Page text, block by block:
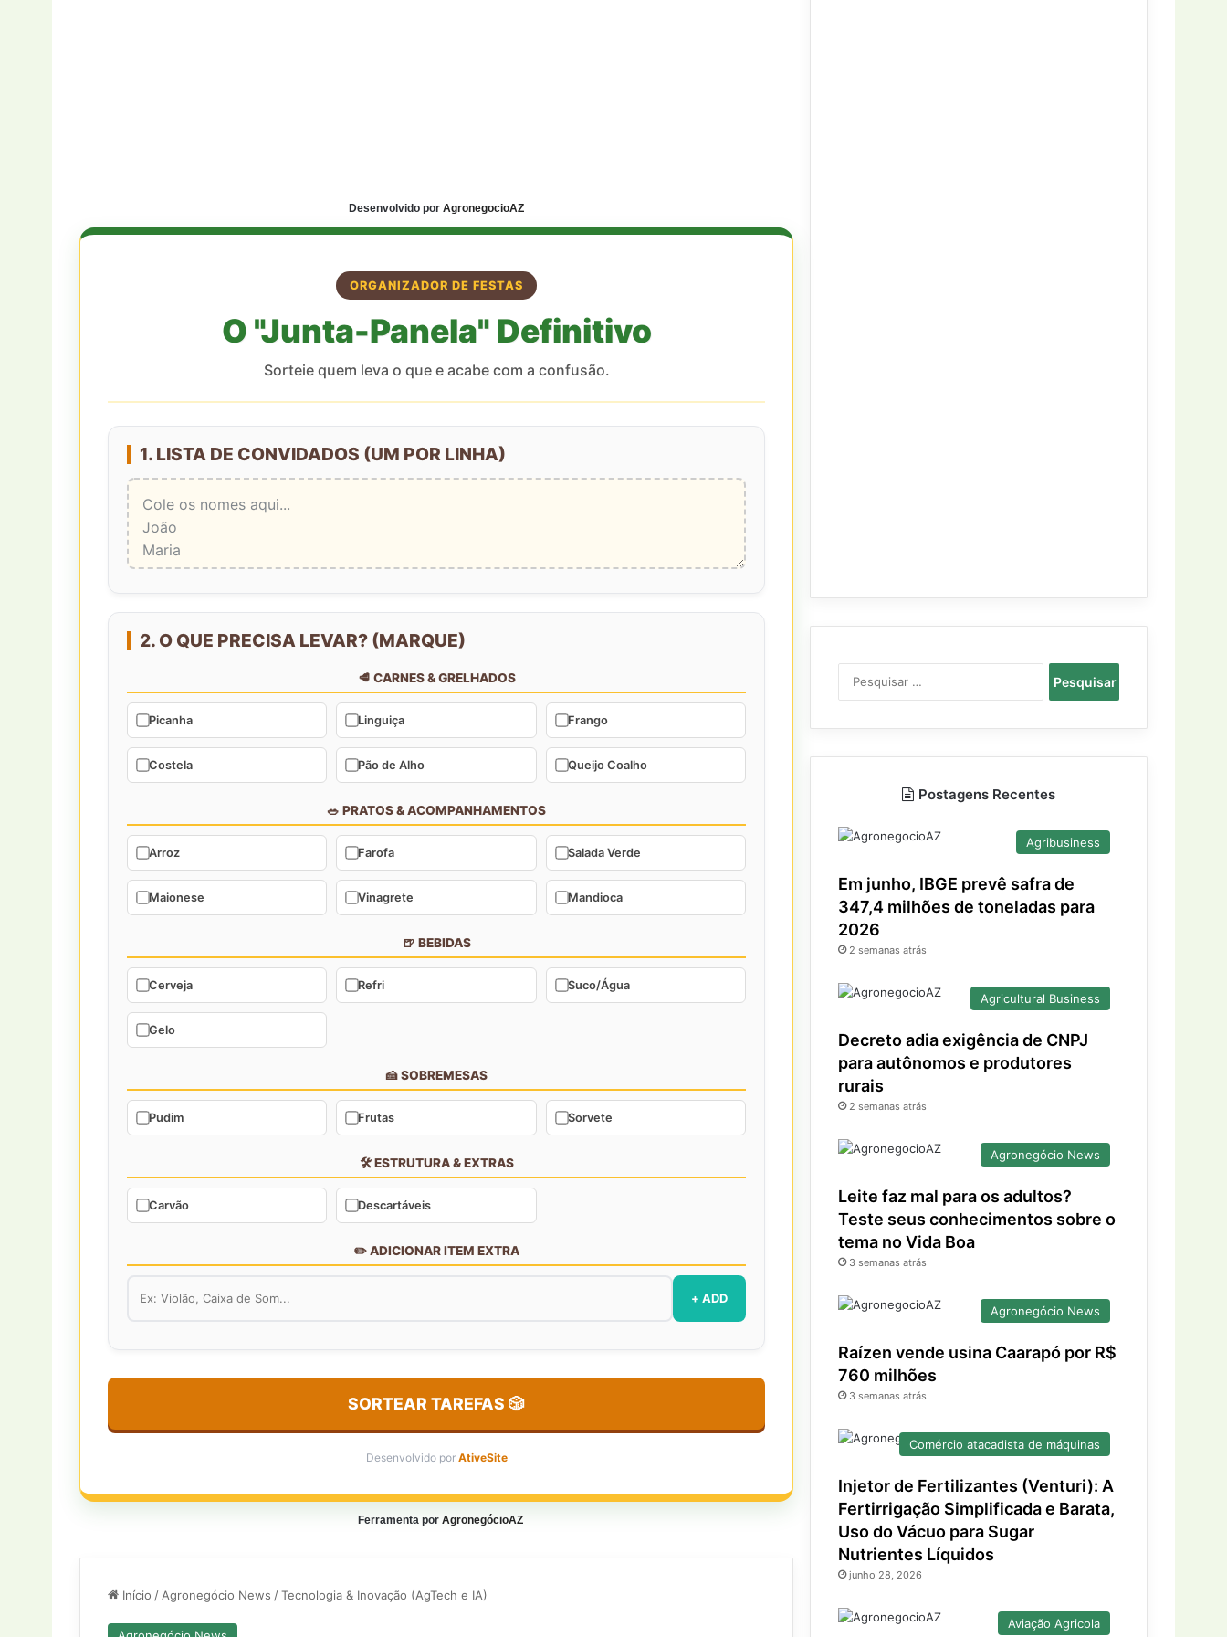
Desenvolvido por AgronegocioAZ
ORGANIZADOR DE FESTAS
O "Junta-Panela" Definitivo
Sorteie quem leva o que e acabe com a confusão.
1. LISTA DE CONVIDADOS (UM POR LINHA)
2. O QUE PRECISA LEVAR? (MARQUE)
🥩 CARNES & GRELHADOS
Picanha Linguiça Frango
Costela Pão de Alho Queijo Coalho
🥗 PRATOS & ACOMPANHAMENTOS
Arroz Farofa Salada Verde
Maionese Vinagrete Mandioca
🍺 BEBIDAS
Cerveja Refri Suco/Água
Gelo
🍰 SOBREMESAS
Pudim Frutas Sorvete
🛠️ ESTRUTURA & EXTRAS
Carvão Descartáveis
✏️ ADICIONAR ITEM EXTRA
+ ADD
SORTEAR TAREFAS 🎲
Desenvolvido por AtiveSite
Ferramenta por AgronegócioAZ
Início / Agronegócio News /Tecnologia & Inovação (AgTech e IA)
por:
Postagens Recentes
Agribusiness
Em junho, IBGE prevê safra de
347,4 milhões de toneladas para
2026
2 semanas atrás
Agricultural Business
Decreto adia exigência de CNPJ
para autônomos e produtores
rurais
2 semanas atrás
Agronegócio News
Leite faz mal para os adultos?
Teste seus conhecimentos sobre o
tema no Vida Boa
3 semanas atrás
Agronegócio News
Raízen vende usina Caarapó por R$
760 milhões
3 semanas atrás
Comércio atacadista de máquinas
Injetor de Fertilizantes (Venturi): A
Fertirrigação Simplificada e Barata,
Uso do Vácuo para Sugar
Nutrientes Líquidos
junho 28, 2026
Aviação Agricola